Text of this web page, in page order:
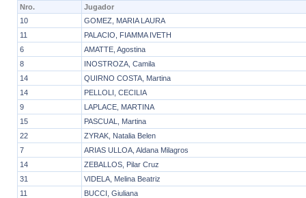
Nro.
Jugador
10
GOMEZ, MARIA LAURA
11
PALACIO, FIAMMA IVETH
6
AMATTE, Agostina
8
INOSTROZA, Camila
14
QUIRNO COSTA, Martina
14
PELLOLI, CECILIA
9
LAPLACE, MARTINA
15
PASCUAL, Martina
22
ZYRAK, Natalia Belen
7
ARIAS ULLOA, Aldana Milagros
14
ZEBALLOS, Pilar Cruz
31
VIDELA, Melina Beatriz
11
BUCCI, Giuliana